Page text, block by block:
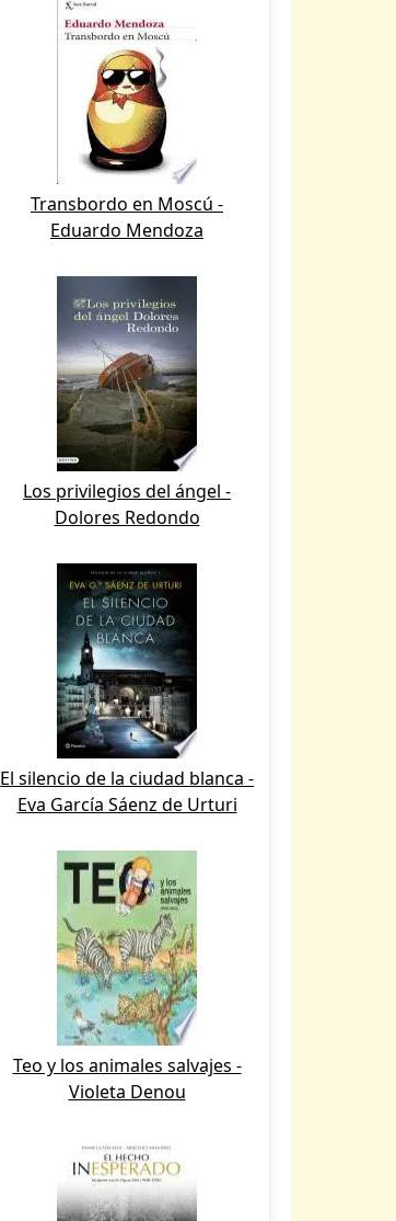
Transbordo en Moscú -
Eduardo Mendoza
Los privilegios del ángel -
Dolores Redondo
El silencio de la ciudad blanca -
Eva García Sáenz de Urturi
Teo y los animales salvajes -
Violeta Denou